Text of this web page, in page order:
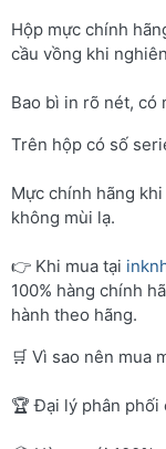
Hộp mực chính
cầu vồng khi
Bao bì in rõ nét, có
Trên hộp có số
Mực chính hãng
không mùi lạ.
👉 Khi mua tại
100% hàng chính
hành theo hãng.
🛒 Vì sao nên mua
🏆 Đại lý phân phối